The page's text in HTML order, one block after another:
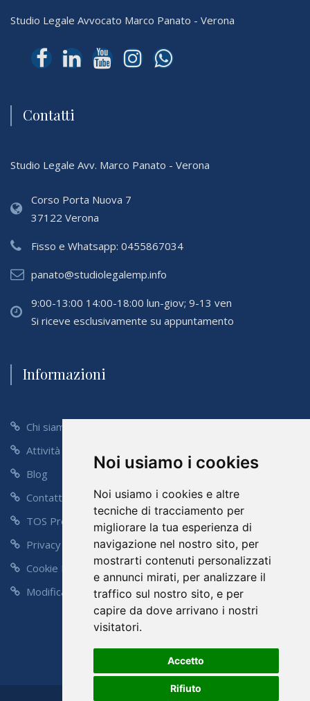
Noi usiamo i cookies
Noi usiamo i cookies e altre
tecniche di tracciamento per
migliorare la tua esperienza di
navigazione nel nostro sito, per
mostrarti contenuti personalizzati
e annunci mirati, per analizzare il
traffico sul nostro sito, e per
capire da dove arrivano i nostri
visitatori.
Accetto
Rifiuto
Studio Legale Avvocato Marco Panato - Verona
Contatti
Studio Legale Avv. Marco Panato - Verona
Corso Porta Nuova 7
37122 Verona
Fisso e Whatsapp: 0455867034
panato@studiolegalemp.info
9:00-13:00 14:00-18:00 lun-giov; 9-13 ven
Si riceve esclusivamente su appuntamento
Informazioni
Chi siamo
Attività
Blog
Contatti
TOS Preventivo
Privacy Policy
Cookie Policy
Modifica Preferenze